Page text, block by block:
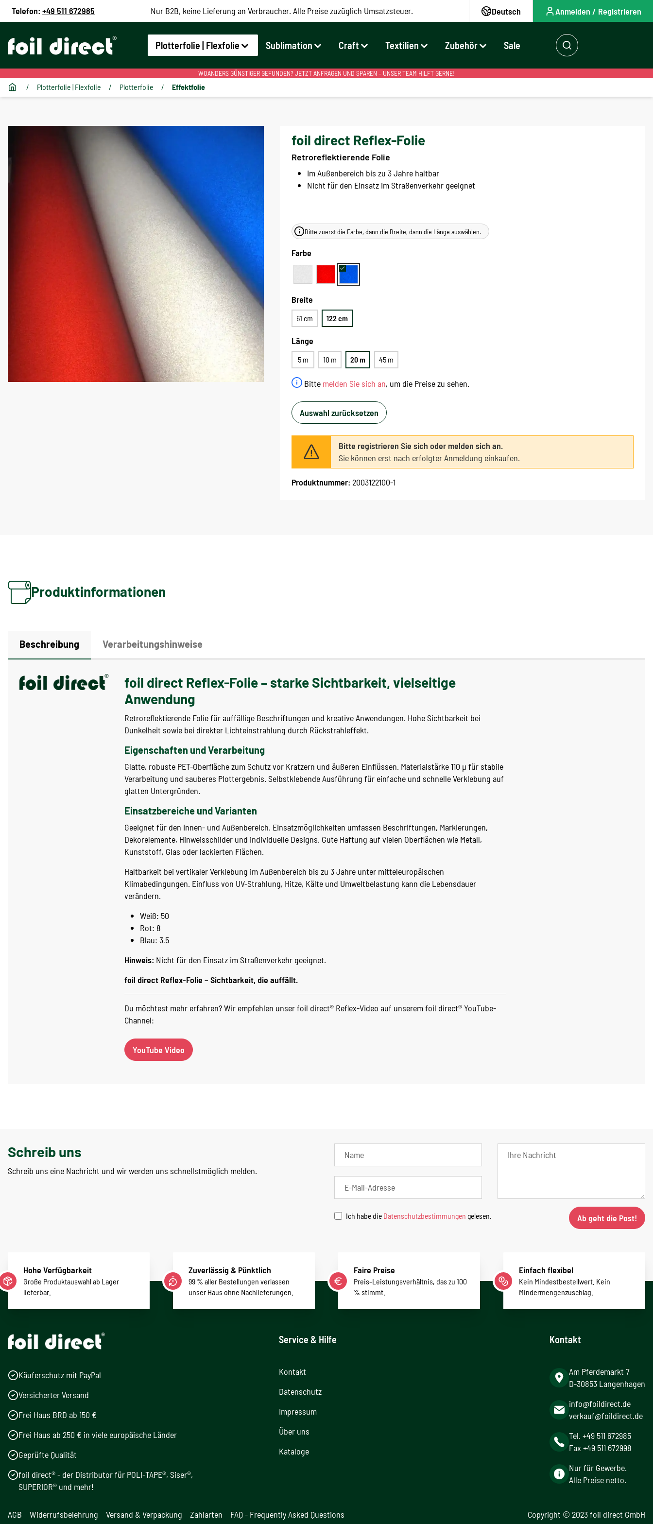
Telefon: +49 511 672985 Nur B2B, keine Lieferung an Verbraucher. Alle Preise zuzüglich Umsatzsteuer. Deutsch Anmelden / Registrieren
Plotterfolie | Flexfolie Sublimation Craft Textilien Zubehör Sale
WOANDERS GÜNSTIGER GEFUNDEN? JETZT ANFRAGEN UND SPAREN – UNSER TEAM HILFT GERNE!
/ Plotterfolie | Flexfolie / Plotterfolie / Effektfolie
foil direct Reflex-Folie
Retroreflektierende Folie
Im Außenbereich bis zu 3 Jahre haltbar
Nicht für den Einsatz im Straßenverkehr geeignet
Bitte melden Sie sich an, um die Preise zu sehen.
Bitte zuerst die Farbe, dann die Breite, dann die Länge auswählen.
Farbe
Breite
61 cm 122 cm
Länge
5 m 10 m 20 m 45 m
Auswahl zurücksetzen
Bitte registrieren Sie sich oder melden sich an.
Sie können erst nach erfolgter Anmeldung einkaufen.
Produktnummer: 2003122100-1
Produktinformationen
Beschreibung Verarbeitungshinweise
foil direct Reflex-Folie – starke Sichtbarkeit, vielseitige
Anwendung
Retroreflektierende Folie für auffällige Beschriftungen und kreative Anwendungen. Hohe Sichtbarkeit bei
Dunkelheit sowie bei direkter Lichteinstrahlung durch Rückstrahleffekt.
Eigenschaften und Verarbeitung
Glatte, robuste PET-Oberfläche zum Schutz vor Kratzern und äußeren Einflüssen. Materialstärke 110 µ für stabile
Verarbeitung und sauberes Plottergebnis. Selbstklebende Ausführung für einfache und schnelle Verklebung auf
glatten Untergründen.
Einsatzbereiche und Varianten
Geeignet für den Innen- und Außenbereich. Einsatzmöglichkeiten umfassen Beschriftungen, Markierungen,
Dekorelemente, Hinweisschilder und individuelle Designs. Gute Haftung auf vielen Oberflächen wie Metall,
Kunststoff, Glas oder lackierten Flächen.
Haltbarkeit bei vertikaler Verklebung im Außenbereich bis zu 3 Jahre unter mitteleuropäischen
Klimabedingungen. Einfluss von UV-Strahlung, Hitze, Kälte und Umweltbelastung kann die Lebensdauer
verändern.
Weiß: 50
Rot: 8
Blau: 3,5
Hinweis: Nicht für den Einsatz im Straßenverkehr geeignet.
foil direct Reflex-Folie – Sichtbarkeit, die auffällt.
Du möchtest mehr erfahren? Wir empfehlen unser foil direct® Reflex-Video auf unserem foil direct® YouTube-
Channel:
YouTube Video
Schreib uns
Schreib uns eine Nachricht und wir werden uns schnellstmöglich melden.
Ich habe die Datenschutzbestimmungen gelesen. Ab geht die Post!
Hohe Verfügbarkeit
Große Produktauswahl ab Lager
lieferbar.
Zuverlässig & Pünktlich
99 % aller Bestellungen verlassen
unser Haus ohne Nachlieferungen.
Faire Preise
Preis-Leistungsverhältnis, das zu 100
% stimmt.
Einfach flexibel
Kein Mindestbestellwert. Kein
Mindermengenzuschlag.
Käuferschutz mit PayPal
Versicherter Versand
Frei Haus BRD ab 150 €
Frei Haus ab 250 € in viele europäische Länder
Geprüfte Qualität
foil direct® - der Distributor für POLI-TAPE®, Siser®,
SUPERIOR® und mehr!
Service & Hilfe
Kontakt
Datenschutz
Impressum
Über uns
Kataloge
Kontakt
Am Pferdemarkt 7
D-30853 Langenhagen
info@foildirect.de
verkauf@foildirect.de
Tel. +49 511 672985
Fax +49 511 672998
Nur für Gewerbe.
Alle Preise netto.
AGB Widerrufsbelehrung Versand & Verpackung Zahlarten FAQ - Frequently Asked Questions Copyright © 2023 foil direct GmbH